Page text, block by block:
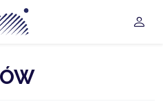
Śląski Park